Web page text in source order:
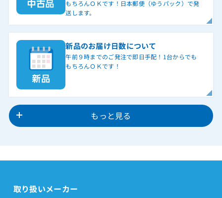
もちろんＯＫです！日本郵便（ゆうパック）で発
送します。
新品のお届け日数について
午前９時までのご発注で即日手配！1台からでも
もちろんＯＫです！
もっと見る
取り扱いメーカー